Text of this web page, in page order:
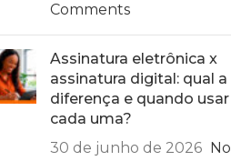
Comments
Assinatura eletrônica x
assinatura digital: qual a
diferença e quando usar
cada uma?
30 de junho de 2026 No